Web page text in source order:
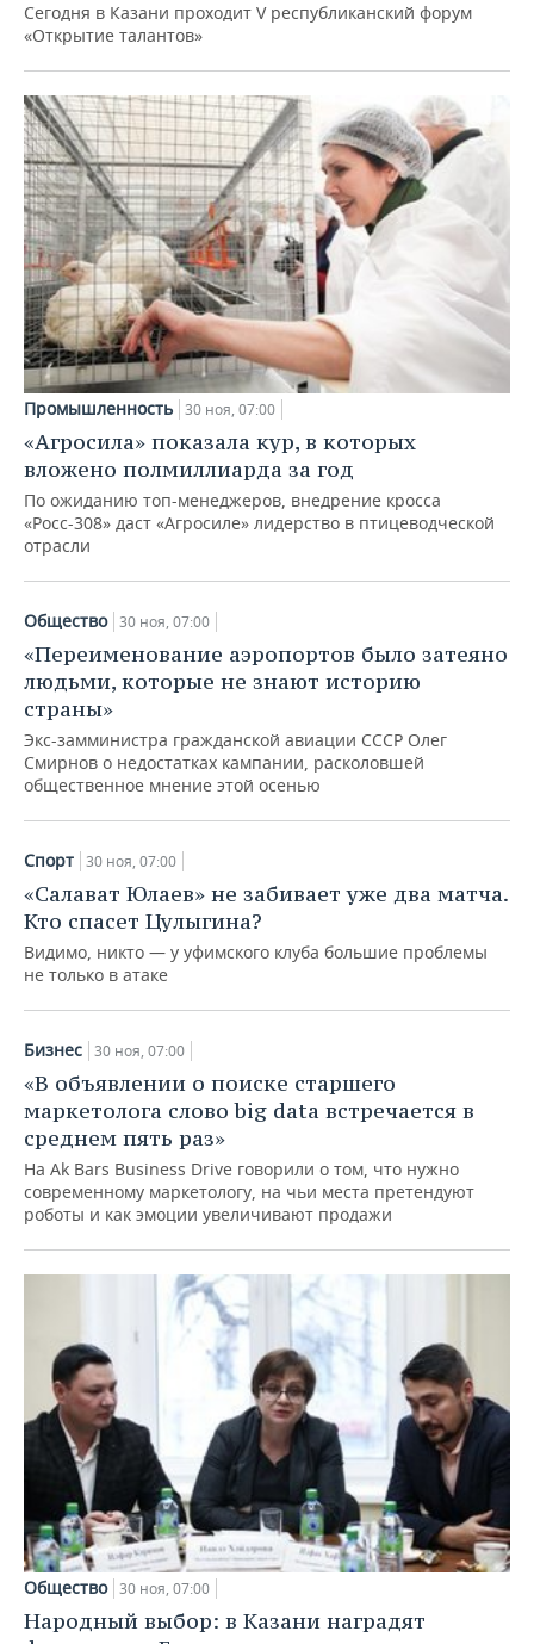
Сегодня в Казани проходит V республиканский форум
«Открытие талантов»
Промышленность 30 ноя, 07:00
«Агросила» показала кур, в которых
вложено полмиллиарда за год
По ожиданию топ-менеджеров, внедрение кросса
«Росс-308» даст «Агросиле» лидерство в птицеводческой
отрасли
Общество 30 ноя, 07:00
«Переименование аэропортов было затеяно
людьми, которые не знают историю
страны»
Экс-замминистра гражданской авиации СССР Олег
Смирнов о недостатках кампании, расколовшей
общественное мнение этой осенью
Спорт 30 ноя, 07:00
«Салават Юлаев» не забивает уже два матча.
Кто спасет Цулыгина?
Видимо, никто — у уфимского клуба большие проблемы
не только в атаке
Бизнес 30 ноя, 07:00
«В объявлении о поиске старшего
маркетолога слово big data встречается в
среднем пять раз»
На Ak Bars Business Drive говорили о том, что нужно
современному маркетологу, на чьи места претендуют
роботы и как эмоции увеличивают продажи
Общество 30 ноя, 07:00
Народный выбор: в Казани наградят